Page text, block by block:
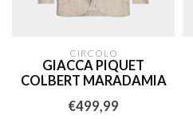
CIRCOLO
GIACCA PIQUET
COLBERT MARADAMIA
€499,99